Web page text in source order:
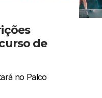
de
no Palco